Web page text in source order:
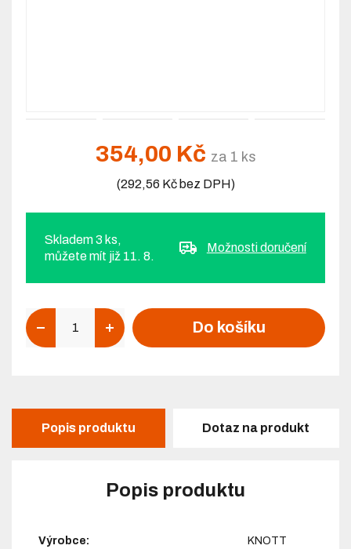
354,00 Kč za 1 ks
(292,56 Kč bez DPH)
Skladem 3 ks,
můžete mít již 11. 8.
Možnosti doručení
Do košíku
Popis produktu Dotaz na produkt
Popis produktu
Výrobce: KNOTT